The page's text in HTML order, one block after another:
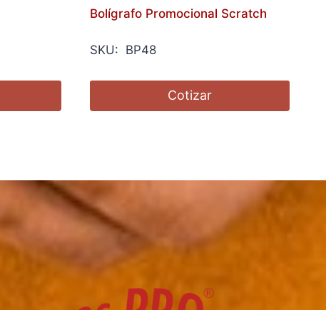
Bolígrafo Promocional Scratch
SKU: BP48
Cotizar